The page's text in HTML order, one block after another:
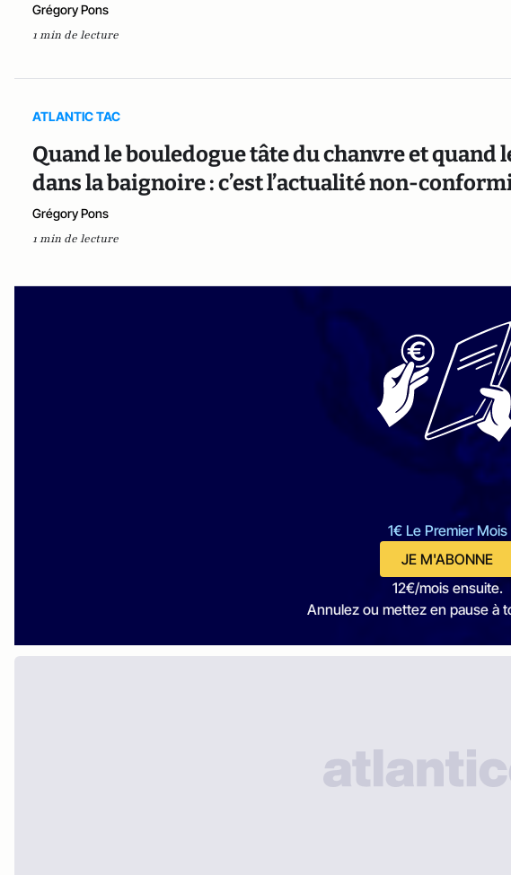
Grégory Pons
1 min de lecture
ATLANTIC TAC
Quand le bouledogue tâte du chanvre et
dans la baignoire : c’est l’actualité non-
Grégory Pons
1 min de lecture
1€ Le Premier Mois
JE M'ABONNE
12€/mois ensuite.
Annulez ou mettez en pause à